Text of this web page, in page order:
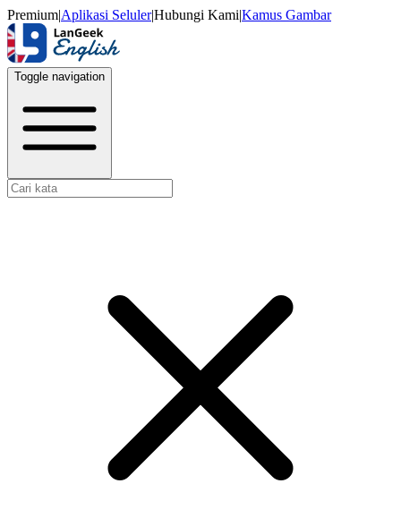
Premium|Aplikasi Seluler|Hubungi Kami|Kamus Gambar
Toggle navigation